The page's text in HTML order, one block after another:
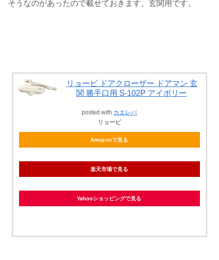
そうなのがあったので載せておきます。玄関用です。
リョービ ドアクローザー ドアマン 玄
関 勝手口用 S-102P アイボリー
posted with カエレバ
リョービ
Amazonで見る
楽天市場で見る
Yahooショッピングで見る